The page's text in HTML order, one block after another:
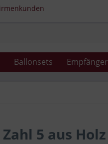
Ballonsets Empfänger
5 aus Holz